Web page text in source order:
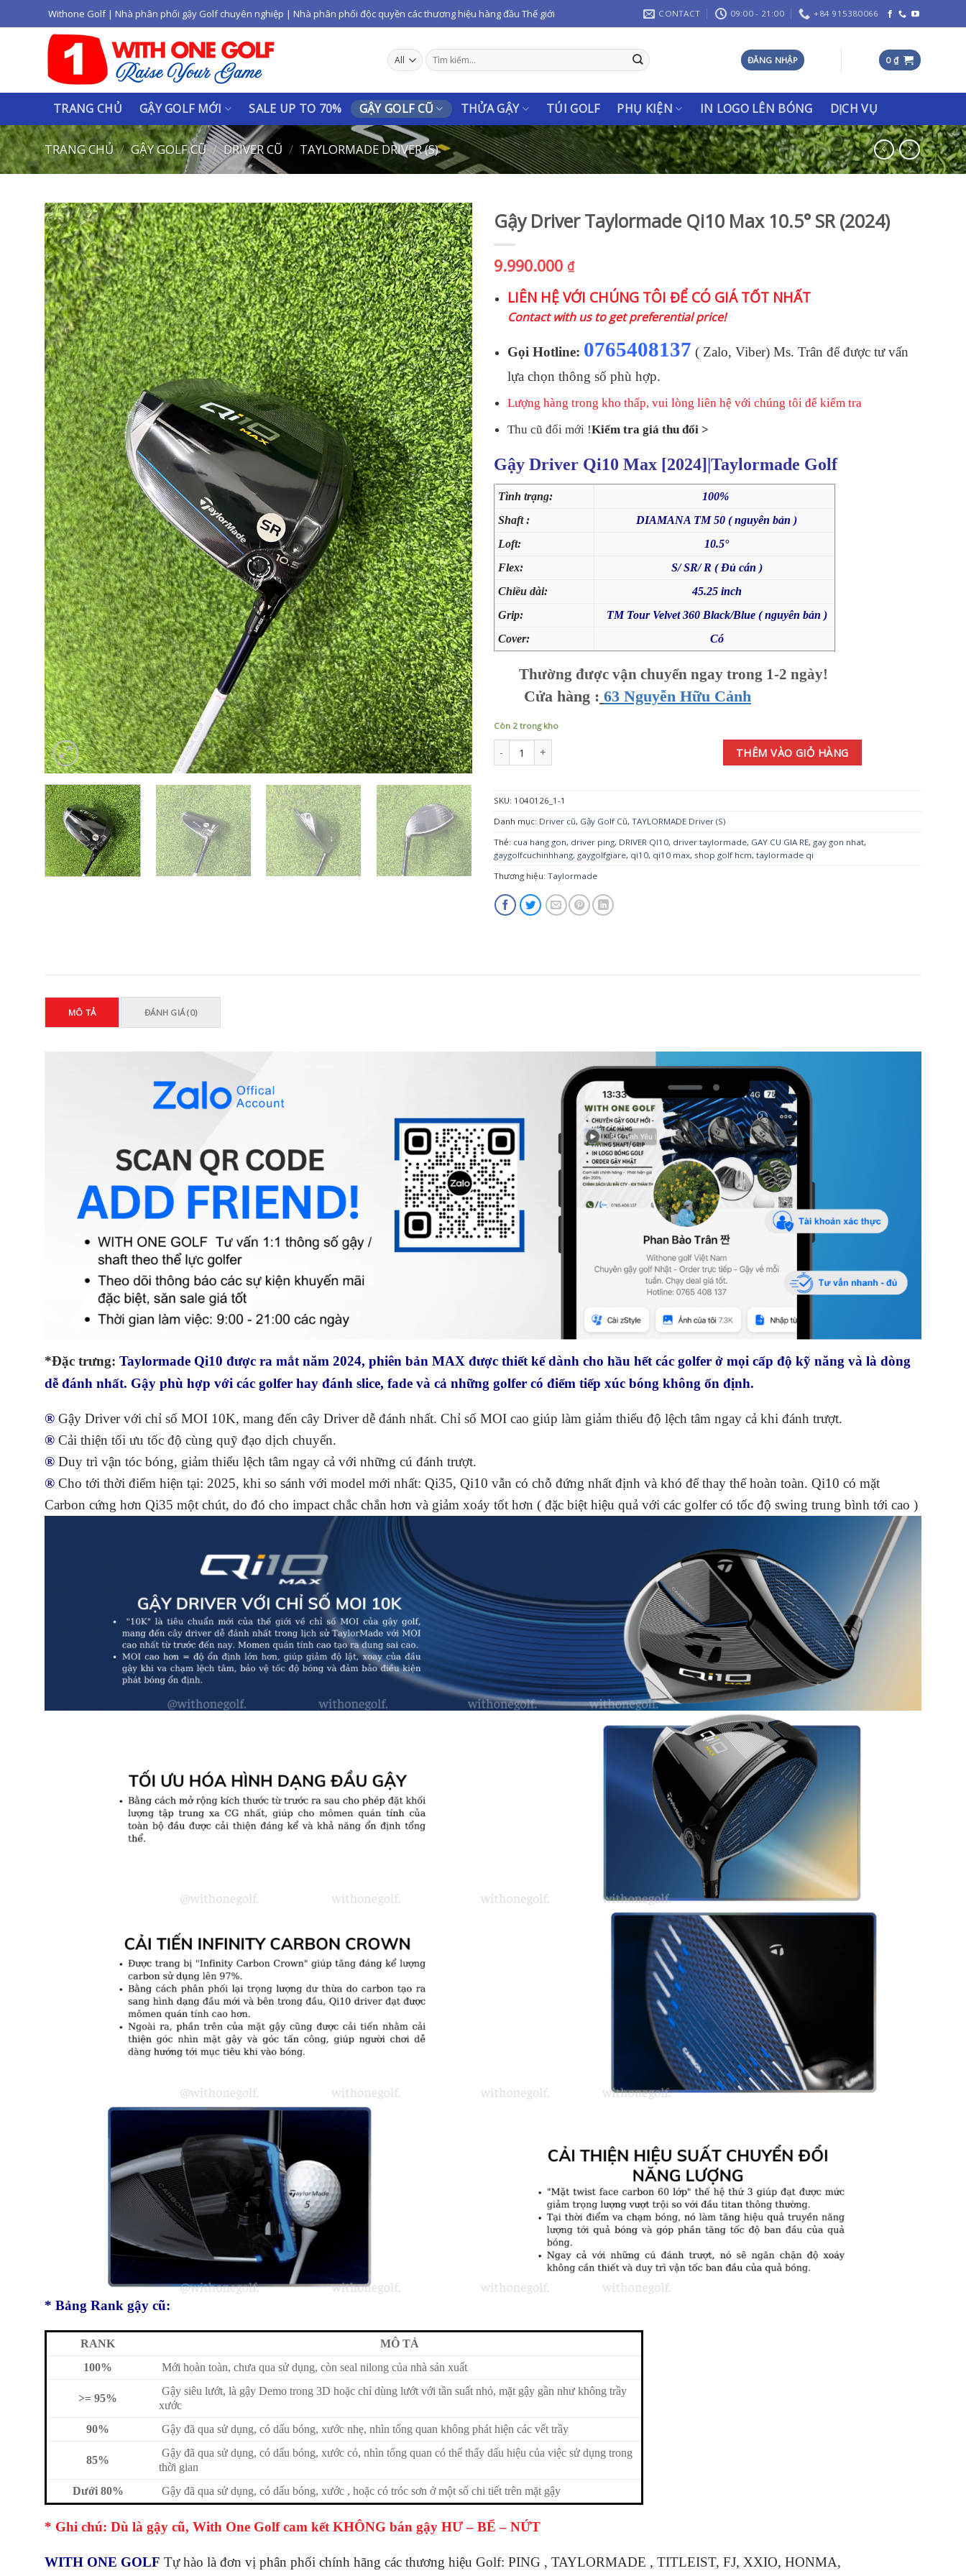
to
Withone Golf | Nhà phân phối gậy Golf chuyên nghiệp | Nhà phân phối độc quyền các thương hiệu hàng đầu Thế giới CONTACT 09:00 - 21:00 +84 915380066
Tìm
kiếm:
ĐĂNG NHẬP 0 ₫
TRANG CHỦ GẬY GOLF MỚI SALE UP TO 70% GẬY GOLF CŨ THỬA GẬY TÚI GOLF PHỤ KIỆN IN LOGO LÊN BÓNG DỊCH VỤ
TRANG CHỦ / GẬY GOLF CŨ / DRIVER CŨ / TAYLORMADE DRIVER (S)
Gậy Driver Taylormade Qi10 Max 10.5° SR (2024)
9.990.000 ₫
LIÊN HỆ VỚI CHÚNG TÔI ĐỂ CÓ GIÁ TỐT NHẤT
Contact with us to get preferential price!
Gọi Hotline: 0765408137 ( Zalo, Viber) Ms. Trân để được tư vấn
lựa chọn thông số phù hợp.
Lượng hàng trong kho thấp, vui lòng liên hệ với chúng tôi để kiểm tra
Thu cũ đổi mới !Kiểm tra giá thu đổi >
Gậy Driver Qi10 Max [2024]|Taylormade Golf
Tình trạng:
100%
Shaft :
DIAMANA TM 50 ( nguyên bản )
Loft:
10.5°
Flex:
S/ SR/ R ( Đủ cán )
Chiều dài:
45.25 inch
Grip:
TM Tour Velvet 360 Black/Blue ( nguyên bản )
Cover:
Có
Thường được vận chuyển ngay trong 1-2 ngày!
Cửa hàng : 63 Nguyễn Hữu Cảnh
Còn 2 trong kho
Gậy Driver Taylormade Qi10 Max 10.5° SR (2024) số lượngTHÊM VÀO GIỎ HÀNG
SKU: 1040126_1-1
Danh mục: Driver cũ, Gậy Golf Cũ, TAYLORMADE Driver (S)
Thẻ: cua hang gon, driver ping, DRIVER QI10, driver taylormade, GAY CU GIA RE, gay gon nhat,
gaygolfcuchinhhang, gaygolfgiare, qi10, qi10 max, shop golf hcm, taylormade qi
Thương hiệu: Taylormade
MÔ TẢ ĐÁNH GIÁ (0)
*Đặc trưng: Taylormade Qi10 được ra mắt năm 2024, phiên bản MAX được thiết kế dành cho hầu hết các golfer ở mọi cấp độ kỹ năng và là dòng
dễ đánh nhất. Gậy phù hợp với các golfer hay đánh slice, fade và cả những golfer có điểm tiếp xúc bóng không ổn định.
® Gậy Driver với chỉ số MOI 10K, mang đến cây Driver dễ đánh nhất. Chỉ số MOI cao giúp làm giảm thiểu độ lệch tâm ngay cả khi đánh trượt.
® Cải thiện tối ưu tốc độ cùng quỹ đạo dịch chuyển.
® Duy trì vận tóc bóng, giảm thiểu lệch tâm ngay cả với những cú đánh trượt.
® Cho tới thời điểm hiện tại: 2025, khi so sánh với model mới nhất: Qi35, Qi10 vẫn có chỗ đứng nhất định và khó để thay thế hoàn toàn. Qi10 có mặt
Carbon cứng hơn Qi35 một chút, do đó cho impact chắc chắn hơn và giảm xoáy tốt hơn ( đặc biệt hiệu quả với các golfer có tốc độ swing trung bình tới cao )
* Bảng Rank gậy cũ:
RANK
MÔ TẢ
100%
Mới hoàn toàn, chưa qua sử dụng, còn seal nilong của nhà sản xuất
>= 95%
Gậy siêu lướt, là gậy Demo trong 3D hoặc chỉ dùng lướt với tần suất nhỏ, mặt gậy gần như không trầy
xước
90%
Gậy đã qua sử dụng, có dấu bóng, xước nhẹ, nhìn tổng quan không phát hiện các vết trầy
85%
Gậy đã qua sử dụng, có dấu bóng, xước cỏ, nhìn tổng quan có thể thấy dấu hiệu của việc sử dụng trong
thời gian
Dưới 80%
Gậy đã qua sử dụng, có dấu bóng, xước , hoặc có tróc sơn ở một số chi tiết trên mặt gậy
* Ghi chú: Dù là gậy cũ, With One Golf cam kết KHÔNG bán gậy HƯ – BỂ – NỨT
WITH ONE GOLF Tự hào là đơn vị phân phối chính hãng các thương hiệu Golf: PING , TAYLORMADE , TITLEIST, FJ, XXIO, HONMA,